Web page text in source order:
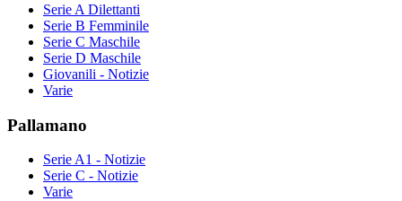
Serie A Dilettanti
Serie B Femminile
Serie C Maschile
Serie D Maschile
Giovanili - Notizie
Varie
Pallamano
Serie A1 - Notizie
Serie C - Notizie
Varie